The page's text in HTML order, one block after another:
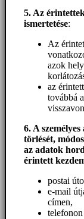
5. Az
ismertetése:
Az
azok
az
továbbá
6. A
törlését,
az adatok
érintett
postai
e-mail
címen,